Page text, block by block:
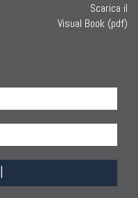
Scarica il
Visual Book (pdf)